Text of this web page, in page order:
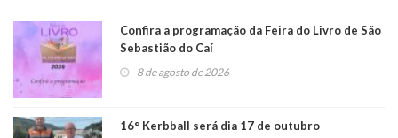
Confira a programação da Feira do Livro de São
Sebastião do Caí
8 de agosto de 2026
16° Kerbball será dia 17 de outubro